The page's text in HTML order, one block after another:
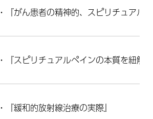
・『がん患者の精神的、スピリチュアル
・『スピリチュアルペインの本質を紐解
・『緩和的放射線治療の実際』